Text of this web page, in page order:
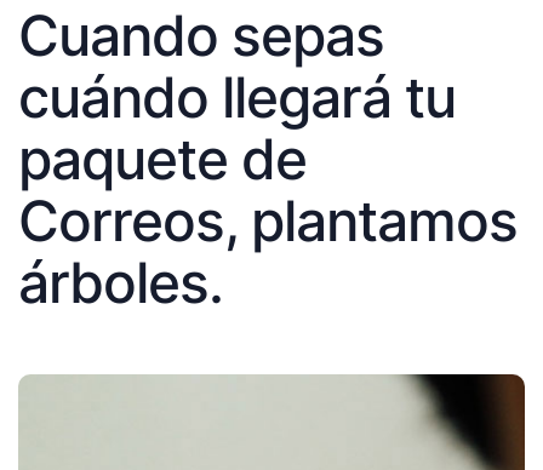
Cuando sepas
cuándo llegará tu
paquete de
Correos, plantamos
árboles.